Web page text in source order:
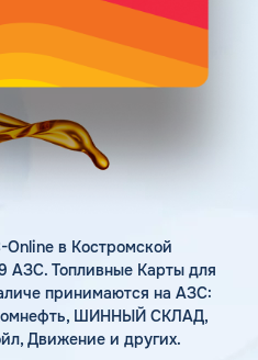
в Костромской
АЗС. Топливные Карты для
принимаются на АЗС:
ШИННЫЙ СКЛАД,
Движение и других.